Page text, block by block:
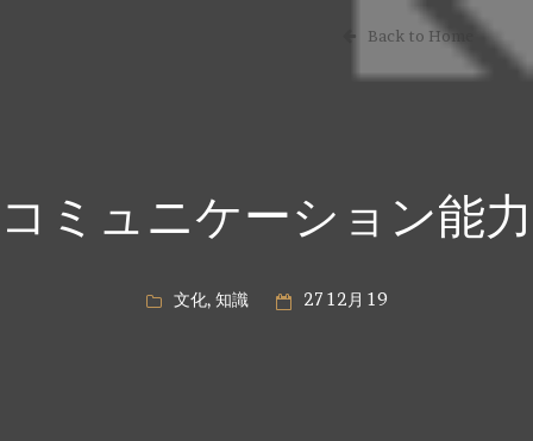
Back to Home
コミュニケーション能力
文化, 知識 27 12月 19